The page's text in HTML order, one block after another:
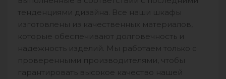
тенденциями дизайна. Все наши шкафы
изготовлены из качественных материалов,
которые обеспечивают долговечность и
надежность изделий. Мы работаем только с
проверенными производителями, чтобы
гарантировать высокое качество нашей